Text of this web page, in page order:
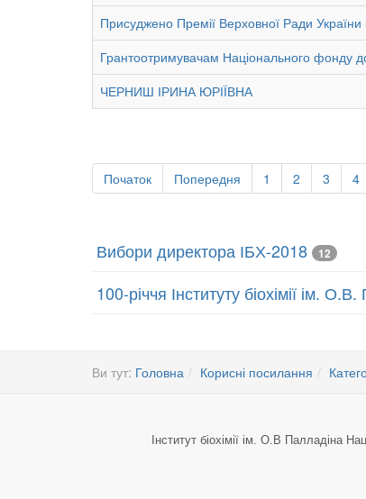
Присуджено Премії Верховної Ради
Грантоотримувачам Національного фонду
ЧЕРНИШ ІРИНА ЮРІЇВНА
Початок Попередня 1 2 3 4
Вибори директора ІБХ-2018 12
100-річчя Інституту біохімії ім.
Ви тут: Головна Корисні посилання
Інститут біохімії ім. О.В Палладіна